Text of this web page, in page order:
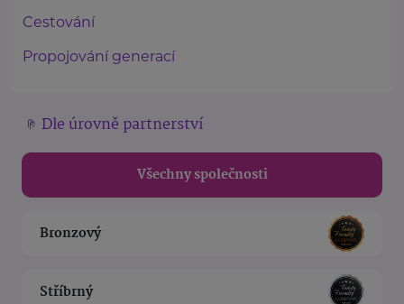
Cestování
Propojování generací
Dle úrovně partnerství
Všechny společnosti
Bronzový
Stříbrný